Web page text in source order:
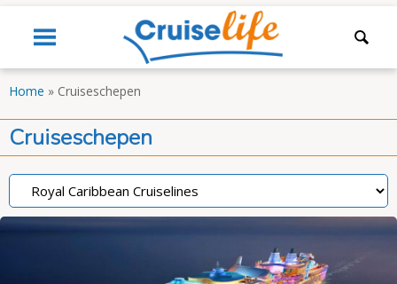
Home » Cruiseschepen
Cruiseschepen